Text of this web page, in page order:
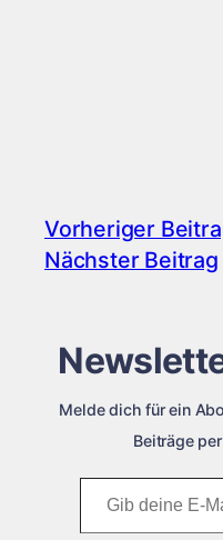
Vorheriger
Nächster Beitrag
Melde dich für ein
Beiträge
Gib